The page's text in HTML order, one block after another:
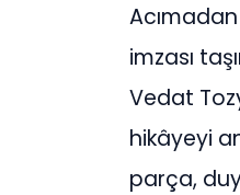
imzası
Vedat
hikâyeyi
parça,